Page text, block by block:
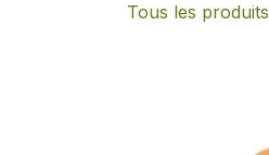
Tous les produits